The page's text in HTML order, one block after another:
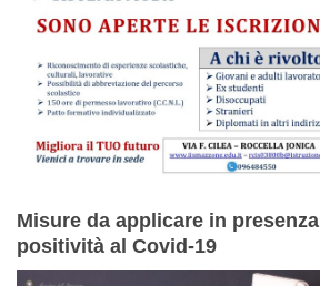
Misure da applicare in
positività al Covid-19